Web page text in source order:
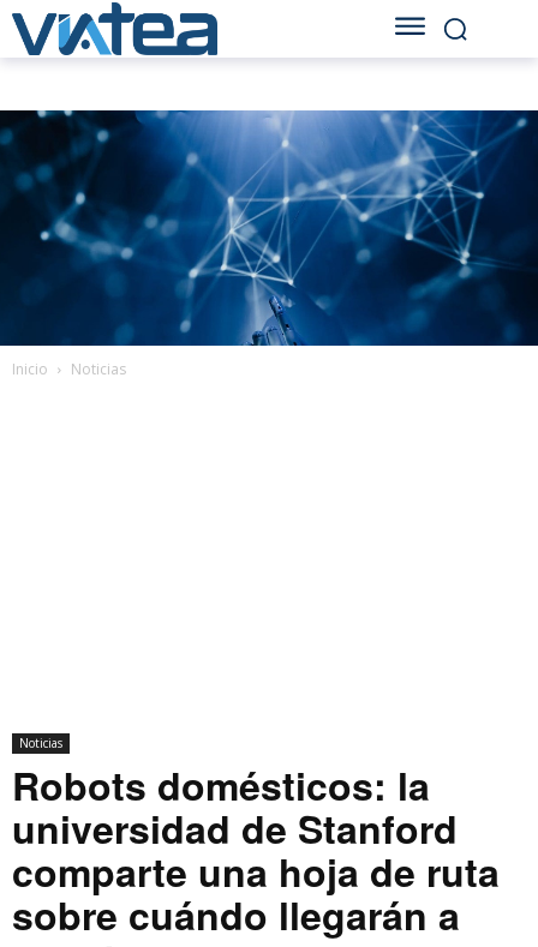
Inicio Noticias
Noticias
Robots domésticos: la
universidad de Stanford
comparte una hoja de ruta
sobre cuándo llegarán a